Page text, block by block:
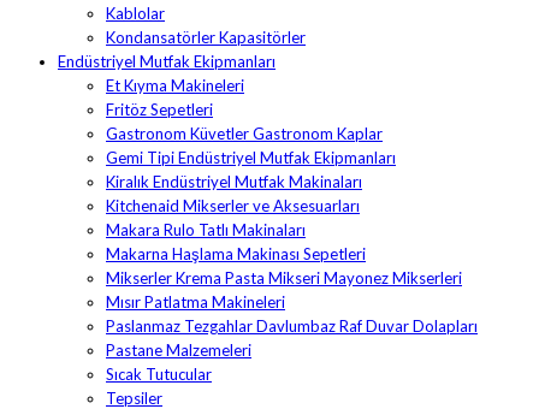
Kablolar
Kondansatörler Kapasitörler
Endüstriyel Mutfak Ekipmanları
Et Kıyma Makineleri
Fritöz Sepetleri
Gastronom Küvetler Gastronom Kaplar
Gemi Tipi Endüstriyel Mutfak Ekipmanları
Kiralık Endüstriyel Mutfak Makinaları
Kitchenaid Mikserler ve Aksesuarları
Makara Rulo Tatlı Makinaları
Makarna Haşlama Makinası Sepetleri
Mikserler Krema Pasta Mikseri Mayonez Mikserleri
Mısır Patlatma Makineleri
Paslanmaz Tezgahlar Davlumbaz Raf Duvar Dolapları
Pastane Malzemeleri
Sıcak Tutucular
Tepsiler